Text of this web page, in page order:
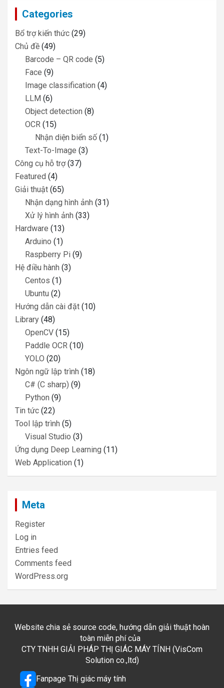
c
Categories
Bổ trợ kiến thức (29)
Chủ đề (49)
Barcode – QR code (5)
Face (9)
Image classification (4)
LLM (6)
Object detection (8)
OCR (15)
Nhận diện biển số (1)
Text-To-Image (3)
Công cụ hỗ trợ(37)
Featured (4)
Giải thuật (65)
Nhận dạng hình ảnh (31)
Xử lý hình ảnh (33)
Hardware (13)
Arduino (1)
Raspberry Pi (9)
Hệ điều hành (3)
Centos (1)
Ubuntu (2)
Hướng dẫn cài đặt (10)
Library (48)
OpenCV (15)
Paddle OCR (10)
YOLO (20)
Ngôn ngữ lập trình (18)
C# (C sharp) (9)
Python (9)
Tin tức (22)
Tool lập trình (5)
Visual Studio (3)
Ứng dụng Deep Learning (11)
Web Application (1)
Meta
Register
Log in
Entries feed
Comments feed
WordPress.org
Website chia sẻ source code, hướng dẫn giải thuật hoàn
toàn miễn phí của
CTY TNHH GIẢI PHÁP THỊ GIÁC MÁY TÍNH (VisCom
Solution co.,ltd)
Fanpage Thị giác máy tính